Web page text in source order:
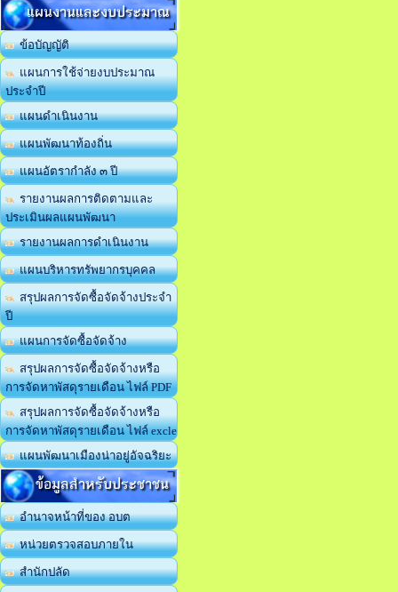
แผนงานและงบประมาณ
ข้อบัญญัติ
แผนการใช้จ่ายงบประมาณ
ประจำปี
แผนดำเนินงาน
แผนพัฒนาท้องถิ่น
แผนอัตรากำลัง ๓ ปี
รายงานผลการติดตามและ
ประเมินผลแผนพัฒนา
รายงานผลการดำเนินงาน
แผนบริหารทรัพยากรบุคคล
สรุปผลการจัดซื้อจัดจ้างประจำ
ปี
แผนการจัดซื้อจัดจ้าง
สรุปผลการจัดซื้อจัดจ้างหรือ
การจัดหาพัสดุรายเดือน ไฟล์ PDF
สรุปผลการจัดซื้อจัดจ้างหรือ
การจัดหาพัสดุรายเดือน ไฟล์ excle
แผนพัฒนาเมืองน่าอยู่อัจฉริยะ
ข้อมูลสำหรับประชาชน
อำนาจหน้าที่ของ อบต
หน่วยตรวจสอบภายใน
สำนักปลัด